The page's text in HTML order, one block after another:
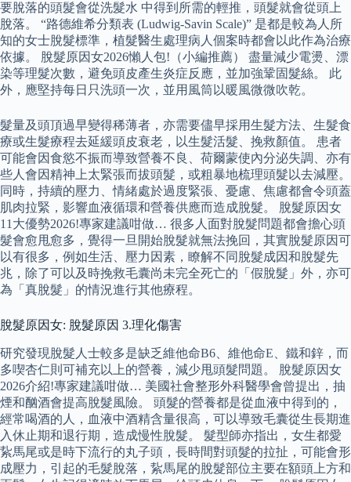
要脫落的頭髮會從洗髮水 中得到所需的輕推，頭髮就會從頭上
脫落。 “路德維希分類表 (Ludwig-Savin Scale)” 是都是較為人所
知的女士脫髮標準，植髮醫生處理病人個案時都會以此作為治療
依據。 脫髮原因女2026懶人包!（小編推薦） 盡量減少電燙、漂
染等理髮次數，避免頭皮產生炎症反應，並加強鞏固髮絲。 此
外，應堅持每日只洗頭一次，並用風筒以暖風微微吹乾。
髮量及頭頂過早變得稀薄者，亦需要儘早採用生髮方法、生髮食
療或生髮療程去延緩頭皮衰老，以生髮活髮、挽救顏值。 患者
可能會因食慾不振而導致營養不良、荷爾蒙使內分泌失調、亦有
些人會因精神上太緊張而拔頭髮，或粗暴地梳理頭髮以去減壓。
同時，持續的壓力、情緒處於過度緊張、憂慮、焦慮都會令頭蓋
肌肉拉緊，影響血液循環和營養供應而造成脫髮。 脫髮原因女
11大優勢2026!專家建議咁做… 很多人面對脫髮問題都會擔心頭
髮會愈甩愈多，覺得一旦開始脫髮就無法挽回，其實脫髮原因可
以有很多，例如生活、壓力因素，瞭解不同脫髮成因和脫髮先
兆，除了可以及時挽救毛囊尚未完全死亡的「假脫髮」外，亦可
為「真脫髮」的情況進行其他療程。
脫髮原因女: 脫髮原因 3.理化傷害
研究發現脫髮人士較多是缺乏維他命B6、維他命E、鐵和鋅，而
多喫杏仁則可補充以上的營養，減少甩頭髮問題。 脫髮原因女
2026介紹!專家建議咁做… 美國社會整形外科醫學會曾提出，抽
煙和酗酒會提高脫髮風險。 頭髮的營養都是從血液中得到的，
經常喝酒的人，血液中酒精含量很高，可以導致毛囊從生長期進
入休止期和退行期，造成慢性脫髮。 髮型師亦指出，女生都愛
紥馬尾或是時下流行的丸子頭，長時間對頭髮的拉扯，可能會形
成壓力，引起的毛髮脫落，紥馬尾的脫髮部位主要在額頭上方和